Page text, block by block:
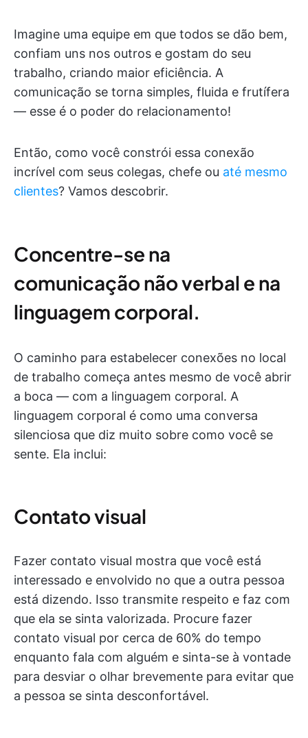
Imagine uma equipe em que todos se dão bem,
confiam uns nos outros e gostam do seu
trabalho, criando maior eficiência. A
comunicação se torna simples, fluida e frutífera
— esse é o poder do relacionamento!
Então, como você constrói essa conexão
incrível com seus colegas, chefe ou até mesmo
clientes? Vamos descobrir.
Concentre-se na
comunicação não verbal e na
linguagem corporal.
O caminho para estabelecer conexões no local
de trabalho começa antes mesmo de você abrir
a boca — com a linguagem corporal. A
linguagem corporal é como uma conversa
silenciosa que diz muito sobre como você se
sente. Ela inclui:
Contato visual
Fazer contato visual mostra que você está
interessado e envolvido no que a outra pessoa
está dizendo. Isso transmite respeito e faz com
que ela se sinta valorizada. Procure fazer
contato visual por cerca de 60% do tempo
enquanto fala com alguém e sinta-se à vontade
para desviar o olhar brevemente para evitar que
a pessoa se sinta desconfortável.